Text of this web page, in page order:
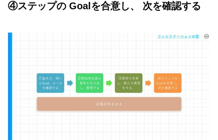
④ステップの Goalを合意し、 次を確認する